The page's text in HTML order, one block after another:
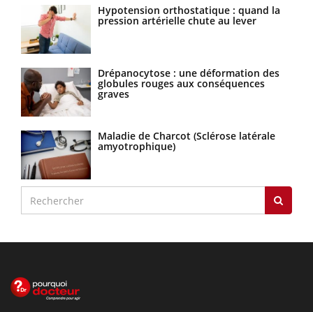
Hypotension orthostatique : quand la
pression artérielle chute au lever
Drépanocytose : une déformation des
globules rouges aux conséquences
graves
Maladie de Charcot (Sclérose latérale
amyotrophique)